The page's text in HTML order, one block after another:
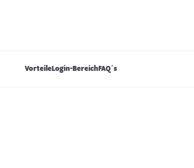
VorteileLogin-BereichFAQ´s